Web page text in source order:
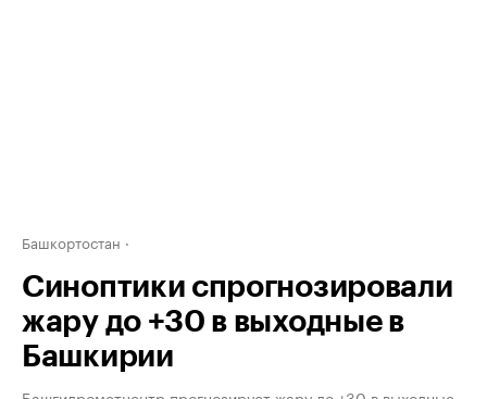
Башкортостан
Синоптики спрогнозировали
жару до +30 в выходные в
Башкирии